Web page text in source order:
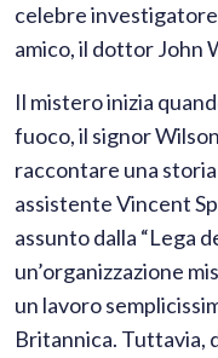
celebre
amico, il dottor John
Il mistero inizia
fuoco, il signor
raccontare una
assistente Vincent
assunto dalla “Lega
un’organizzazione
un lavoro
Britannica. Tuttavia,